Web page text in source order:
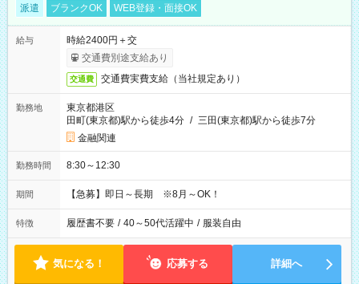
派遣 ブランクOK WEB登録・面接OK
給与
時給2400円＋交
交通費別途支給あり
交通費 交通費実費支給（当社規定あり）
勤務地
東京都港区
田町(東京都)駅から徒歩4分 / 三田(東京都)駅から徒歩7分
金融関連
勤務時間 8:30～12:30
期間 【急募】即日～長期 ※8月～OK！
特徴 履歴書不要 / 40～50代活躍中 / 服装自由
気になる！ 応募する 詳細へ